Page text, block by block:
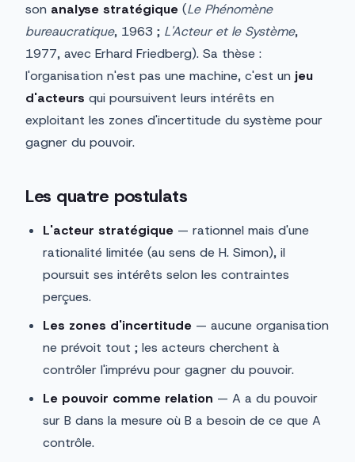
son analyse stratégique (Le Phénomène
bureaucratique, 1963 ; L'Acteur et le Système,
1977, avec Erhard Friedberg). Sa thèse :
l'organisation n'est pas une machine, c'est un jeu
d'acteurs qui poursuivent leurs intérêts en
exploitant les zones d'incertitude du système pour
gagner du pouvoir.
Les quatre postulats
L'acteur stratégique — rationnel mais d'une
rationalité limitée (au sens de H. Simon), il
poursuit ses intérêts selon les contraintes
perçues.
Les zones d'incertitude — aucune organisation
ne prévoit tout ; les acteurs cherchent à
contrôler l'imprévu pour gagner du pouvoir.
Le pouvoir comme relation — A a du pouvoir
sur B dans la mesure où B a besoin de ce que A
contrôle.